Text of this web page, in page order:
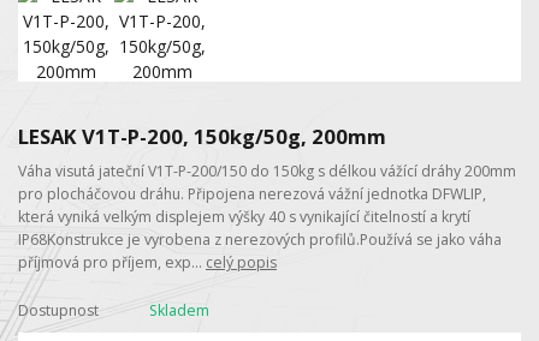
LESAK V1T-P-200, 150kg/50g, 200mm
Váha visutá jateční V1T-P-200/150 do 150kg s délkou vážící dráhy 200mm
pro plocháčovou dráhu. Připojena nerezová vážní jednotka DFWLIP,
která vyniká velkým displejem výšky 40 s vynikající čitelností a krytí
IP68Konstrukce je vyrobena z nerezových profilů.Používá se jako váha
příjmová pro příjem, exp... celý popis
Dostupnost Skladem